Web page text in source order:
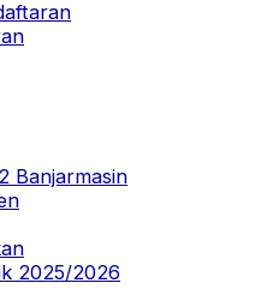
Banjarmasin
2025/2026